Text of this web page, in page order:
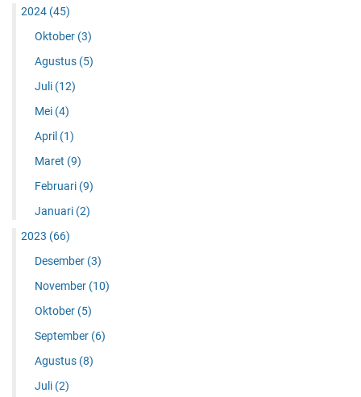
2024 (45)
Oktober (3)
Agustus (5)
Juli (12)
Mei (4)
April (1)
Maret (9)
Februari (9)
Januari (2)
2023 (66)
Desember (3)
November (10)
Oktober (5)
September (6)
Agustus (8)
Juli (2)